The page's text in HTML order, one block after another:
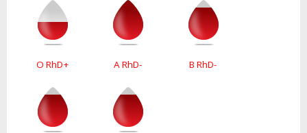
O RhD+ A RhD- B RhD-